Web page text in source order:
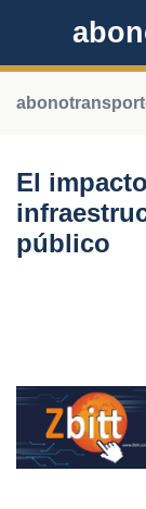
El
público